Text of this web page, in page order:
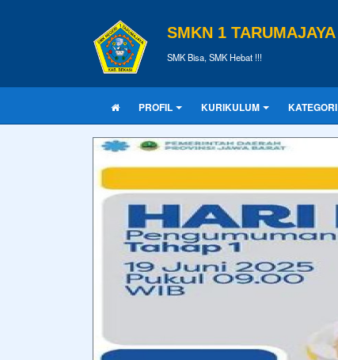
SMKN 1 TARUMAJAYA
SMK Bisa, SMK Hebat !!!
PROFIL KURIKULUM KATEGORI